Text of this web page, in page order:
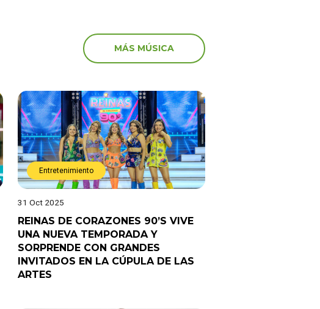
MÁS MÚSICA
Entretenimiento
31 Oct 2025
REINAS DE CORAZONES 90’S VIVE
UNA NUEVA TEMPORADA Y
SORPRENDE CON GRANDES
INVITADOS EN LA CÚPULA DE LAS
ARTES